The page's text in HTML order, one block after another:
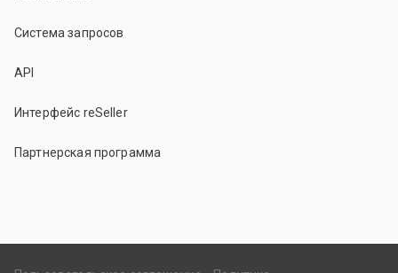
Система запросов
API
Интерфейс reSeller
Партнерская программа